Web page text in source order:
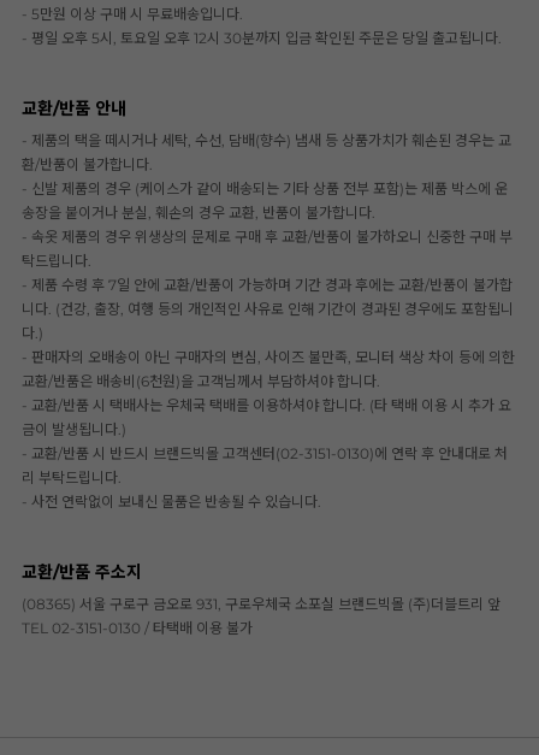
- 5만원 이상 구매 시 무료배송입니다.
- 평일 오후 5시, 토요일 오후 12시 30분까지 입금 확인된 주문은 당일 출고됩니다.
교환/반품 안내
- 제품의 택을 떼시거나 세탁, 수선, 담배(향수) 냄새 등 상품가치가 훼손된 경우는 교
환/반품이 불가합니다.
- 신발 제품의 경우 (케이스가 같이 배송되는 기타 상품 전부 포함)는 제품 박스에 운
송장을 붙이거나 분실, 훼손의 경우 교환, 반품이 불가합니다.
- 속옷 제품의 경우 위생상의 문제로 구매 후 교환/반품이 불가하오니 신중한 구매 부
탁드립니다.
- 제품 수령 후 7일 안에 교환/반품이 가능하며 기간 경과 후에는 교환/반품이 불가합
니다. (건강, 출장, 여행 등의 개인적인 사유로 인해 기간이 경과된 경우에도 포함됩니
다.)
- 판매자의 오배송이 아닌 구매자의 변심, 사이즈 불만족, 모니터 색상 차이 등에 의한
교환/반품은 배송비(6천원)을 고객님께서 부담하셔야 합니다.
- 교환/반품 시 택배사는 우체국 택배를 이용하셔야 합니다. (타 택배 이용 시 추가 요
금이 발생됩니다.)
- 교환/반품 시 반드시 브랜드빅몰 고객센터(02-3151-0130)에 연락 후 안내대로 처
리 부탁드립니다.
- 사전 연락없이 보내신 물품은 반송될 수 있습니다.
교환/반품 주소지
(08365) 서울 구로구 금오로 931, 구로우체국 소포실 브랜드빅몰 (주)더블트리 앞
TEL 02-3151-0130 / 타택배 이용 불가